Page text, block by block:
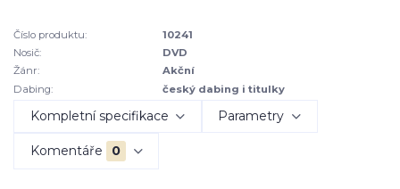
Číslo produktu:
10241
Nosič:
DVD
Žánr:
Akční
Dabing:
český dabing i titulky
Kompletní specifikace Parametry
Komentáře 0